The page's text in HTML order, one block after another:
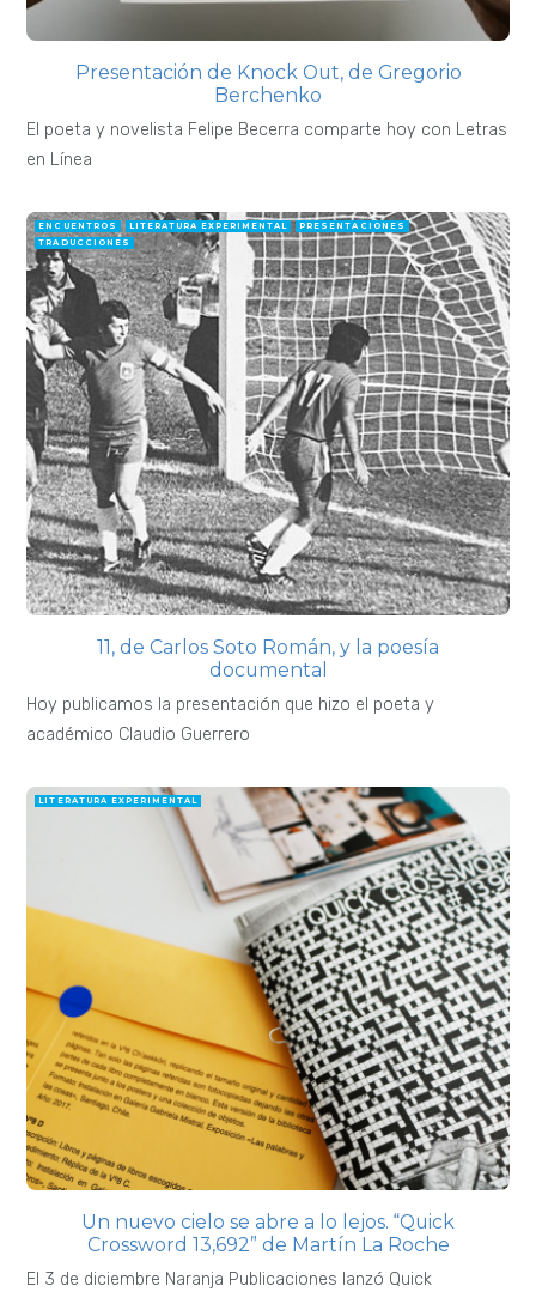
Presentación de Knock Out, de Gregorio
Berchenko
El poeta y novelista Felipe Becerra comparte hoy con Letras
en Línea
ENCUENTROS LITERATURA EXPERIMENTAL
PRESENTACIONES
TRADUCCIONES
11, de Carlos Soto Román, y la poesía
documental
Hoy publicamos la presentación que hizo el poeta y
académico Claudio Guerrero
LITERATURA EXPERIMENTAL
Un nuevo cielo se abre a lo lejos. “Quick
Crossword 13,692” de Martín La Roche
El 3 de diciembre Naranja Publicaciones lanzó Quick